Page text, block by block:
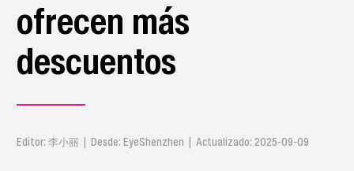
ofrecen más
descuentos
Editor: 李小丽 | Desde: EyeShenzhen | Actualizado: 2025-09-09